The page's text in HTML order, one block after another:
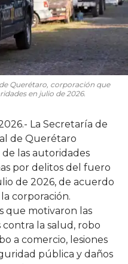
Querétaro, corporación que
en julio de 2026.
La Secretaría de
de Querétaro
de las autoridades
por delitos del fuero
de 2026, de acuerdo
corporación.
que motivaron las
la salud, robo
a comercio, lesiones
pública y daños